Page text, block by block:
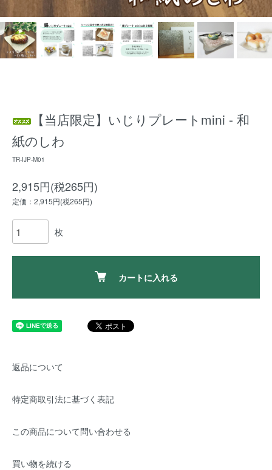
【当店限定】いじりプレートmini - 和
紙のしわ
TR-IJP-M01
2,915円(税265円)
定価：2,915円(税265円)
枚
カートに入れる
返品について
特定商取引法に基づく表記
この商品について問い合わせる
買い物を続ける